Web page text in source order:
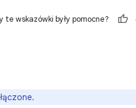
te wskazówki były pomocne?